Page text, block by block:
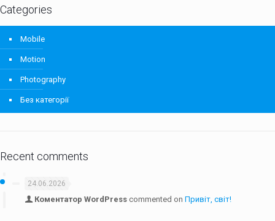
Categories
Mobile
Motion
Photography
Без категорії
Recent comments
24.06.2026
Коментатор WordPress commented on Привіт, світ!